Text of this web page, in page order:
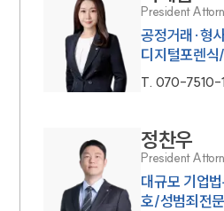
President
공정거래·형
디지털포렌
T. 070-7510-
정찬우
President
대규모 기업
호/성범죄전